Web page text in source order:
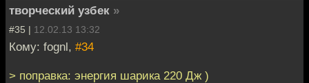
творческий узбек »
#35 | 12.02.13 13:32
Кому: fognl, #34
> поправка: энергия шарика 220 Дж )